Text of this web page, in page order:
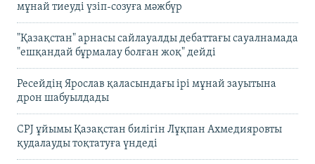
мұнай тиеуді үзіп-созуға мәжбүр
"Қазақстан" арнасы сайлауалды дебаттағы сауалнамада
"ешқандай бұрмалау болған жоқ" дейді
Ресейдің Ярослав қаласындағы ірі мұнай зауытына
дрон шабуылдады
CPJ ұйымы Қазақстан билігін Лұқпан Ахмедияровты
қудалауды тоқтатуға үндеді